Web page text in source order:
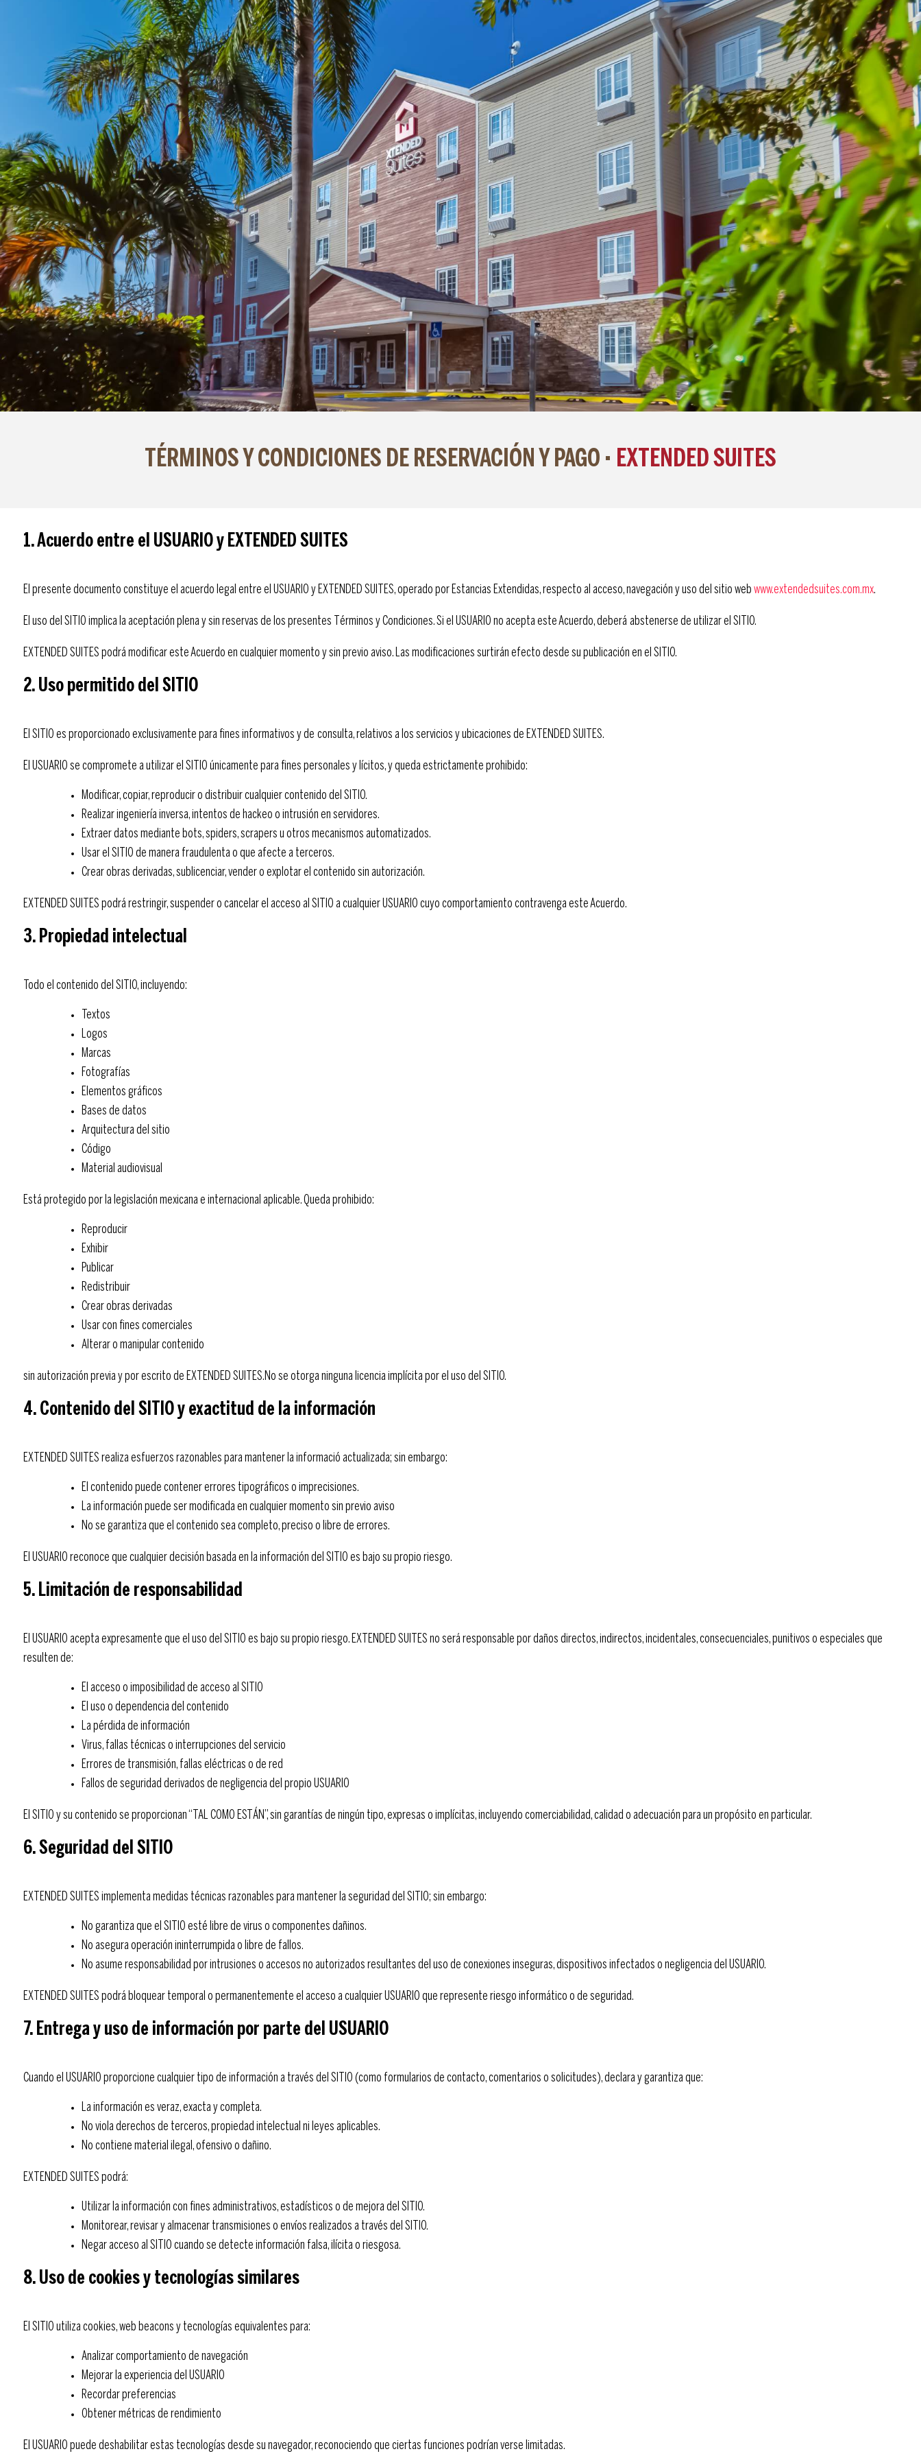
Acceder ES
TÉRMINOS Y CONDICIONES DE RESERVACIÓN Y PAGO · EXTENDED SUITES
1. Acuerdo entre el USUARIO y EXTENDED SUITES
El presente documento constituye el acuerdo legal entre el USUARIO y EXTENDED SUITES, operado por Estancias Extendidas, respecto al acceso, navegación y uso del sitio web www.extendedsuites.com.mx.
El uso del SITIO implica la aceptación plena y sin reservas de los presentes Términos y Condiciones. Si el USUARIO no acepta este Acuerdo, deberá abstenerse de utilizar el SITIO.
EXTENDED SUITES podrá modificar este Acuerdo en cualquier momento y sin previo aviso. Las modificaciones surtirán efecto desde su publicación en el SITIO.
2. Uso permitido del SITIO
El SITIO es proporcionado exclusivamente para fines informativos y de consulta, relativos a los servicios y ubicaciones de EXTENDED SUITES.
El USUARIO se compromete a utilizar el SITIO únicamente para fines personales y lícitos, y queda estrictamente prohibido:
Modificar, copiar, reproducir o distribuir cualquier contenido del SITIO.
Realizar ingeniería inversa, intentos de hackeo o intrusión en servidores.
Extraer datos mediante bots, spiders, scrapers u otros mecanismos automatizados.
Usar el SITIO de manera fraudulenta o que afecte a terceros.
Crear obras derivadas, sublicenciar, vender o explotar el contenido sin autorización.
EXTENDED SUITES podrá restringir, suspender o cancelar el acceso al SITIO a cualquier USUARIO cuyo comportamiento contravenga este Acuerdo.
3. Propiedad intelectual
Todo el contenido del SITIO, incluyendo:
Textos
Logos
Marcas
Fotografías
Elementos gráficos
Bases de datos
Arquitectura del sitio
Código
Material audiovisual
Está protegido por la legislación mexicana e internacional aplicable. Queda prohibido:
Reproducir
Exhibir
Publicar
Redistribuir
Crear obras derivadas
Usar con fines comerciales
Alterar o manipular contenido
sin autorización previa y por escrito de EXTENDED SUITES.No se otorga ninguna licencia implícita por el uso del SITIO.
4. Contenido del SITIO y exactitud de la información
EXTENDED SUITES realiza esfuerzos razonables para mantener la informació actualizada; sin embargo:
El contenido puede contener errores tipográficos o imprecisiones.
La información puede ser modificada en cualquier momento sin previo aviso
No se garantiza que el contenido sea completo, preciso o libre de errores.
El USUARIO reconoce que cualquier decisión basada en la información del SITIO es bajo su propio riesgo.
5. Limitación de responsabilidad
El USUARIO acepta expresamente que el uso del SITIO es bajo su propio riesgo. EXTENDED SUITES no será responsable por daños directos, indirectos, incidentales, consecuenciales, punitivos o especiales que
resulten de:
El acceso o imposibilidad de acceso al SITIO
El uso o dependencia del contenido
La pérdida de información
Virus, fallas técnicas o interrupciones del servicio
Errores de transmisión, fallas eléctricas o de red
Fallos de seguridad derivados de negligencia del propio USUARIO
El SITIO y su contenido se proporcionan “TAL COMO ESTÁN”, sin garantías de ningún tipo, expresas o implícitas, incluyendo comerciabilidad, calidad o adecuación para un propósito en particular.
6. Seguridad del SITIO
EXTENDED SUITES implementa medidas técnicas razonables para mantener la seguridad del SITIO; sin embargo:
No garantiza que el SITIO esté libre de virus o componentes dañinos.
No asegura operación ininterrumpida o libre de fallos.
No asume responsabilidad por intrusiones o accesos no autorizados resultantes del uso de conexiones inseguras, dispositivos infectados o negligencia del USUARIO.
EXTENDED SUITES podrá bloquear temporal o permanentemente el acceso a cualquier USUARIO que represente riesgo informático o de seguridad.
7. Entrega y uso de información por parte del USUARIO
Cuando el USUARIO proporcione cualquier tipo de información a través del SITIO (como formularios de contacto, comentarios o solicitudes), declara y garantiza que:
La información es veraz, exacta y completa.
No viola derechos de terceros, propiedad intelectual ni leyes aplicables.
No contiene material ilegal, ofensivo o dañino.
EXTENDED SUITES podrá:
Utilizar la información con fines administrativos, estadísticos o de mejora del SITIO.
Monitorear, revisar y almacenar transmisiones o envíos realizados a través del SITIO.
Negar acceso al SITIO cuando se detecte información falsa, ilícita o riesgosa.
8. Uso de cookies y tecnologías similares
El SITIO utiliza cookies, web beacons y tecnologías equivalentes para:
Analizar comportamiento de navegación
Mejorar la experiencia del USUARIO
Recordar preferencias
Obtener métricas de rendimiento
El USUARIO puede deshabilitar estas tecnologías desde su navegador, reconociendo que ciertas funciones podrían verse limitadas.